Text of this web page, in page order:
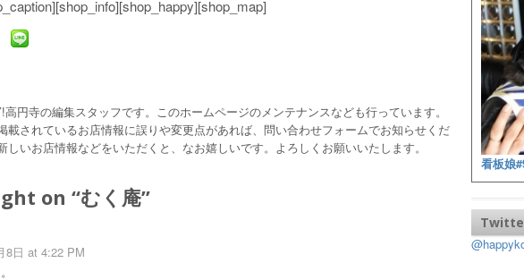
高円寺の編集スタッフです。このホームページのメンテナンスなども行っています。
載されているお店情報に誤りや変更点があれば、問い合わせフォームでお知らせくだ
しいお店情報などをいただくと、なお嬉しいです。よろしくお願いいたします。
on “むく庵”
8日 at 4:22 PM
看板娘